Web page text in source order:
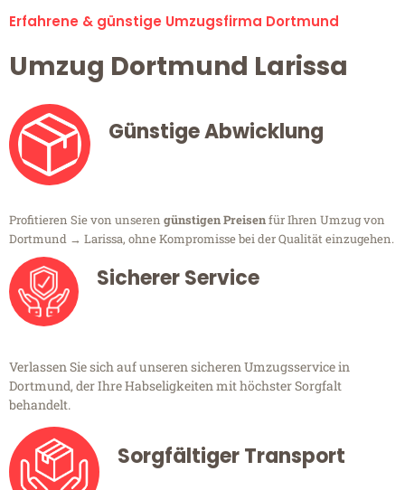
Erfahrene & günstige Umzugsfirma Dortmund
Umzug Dortmund Larissa
Günstige Abwicklung
Profitieren Sie von unseren günstigen Preisenfür Ihren Umzug von
Dortmund → Larissa, ohne Kompromisse bei der Qualität einzugehen.
Sicherer Service
Verlassen Sie sich auf unseren sicheren Umzugsservice in
Dortmund, der Ihre Habseligkeiten mit höchster Sorgfalt
behandelt.
Sorgfältiger Transport